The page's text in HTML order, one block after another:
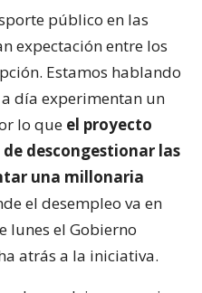
público en las
expectación entre los
Estamos hablando
día experimentan un
lo que el proyecto
descongestionar las
una millonaria
el desempleo va en
lunes el Gobierno
atrás a la iniciativa.